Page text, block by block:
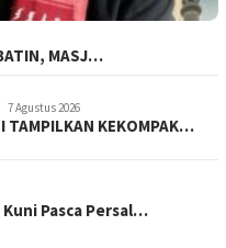
MASJ…
7 Agustus 2026
TAMPILKAN KEKOMPAK…
Kuni Pasca Persal…